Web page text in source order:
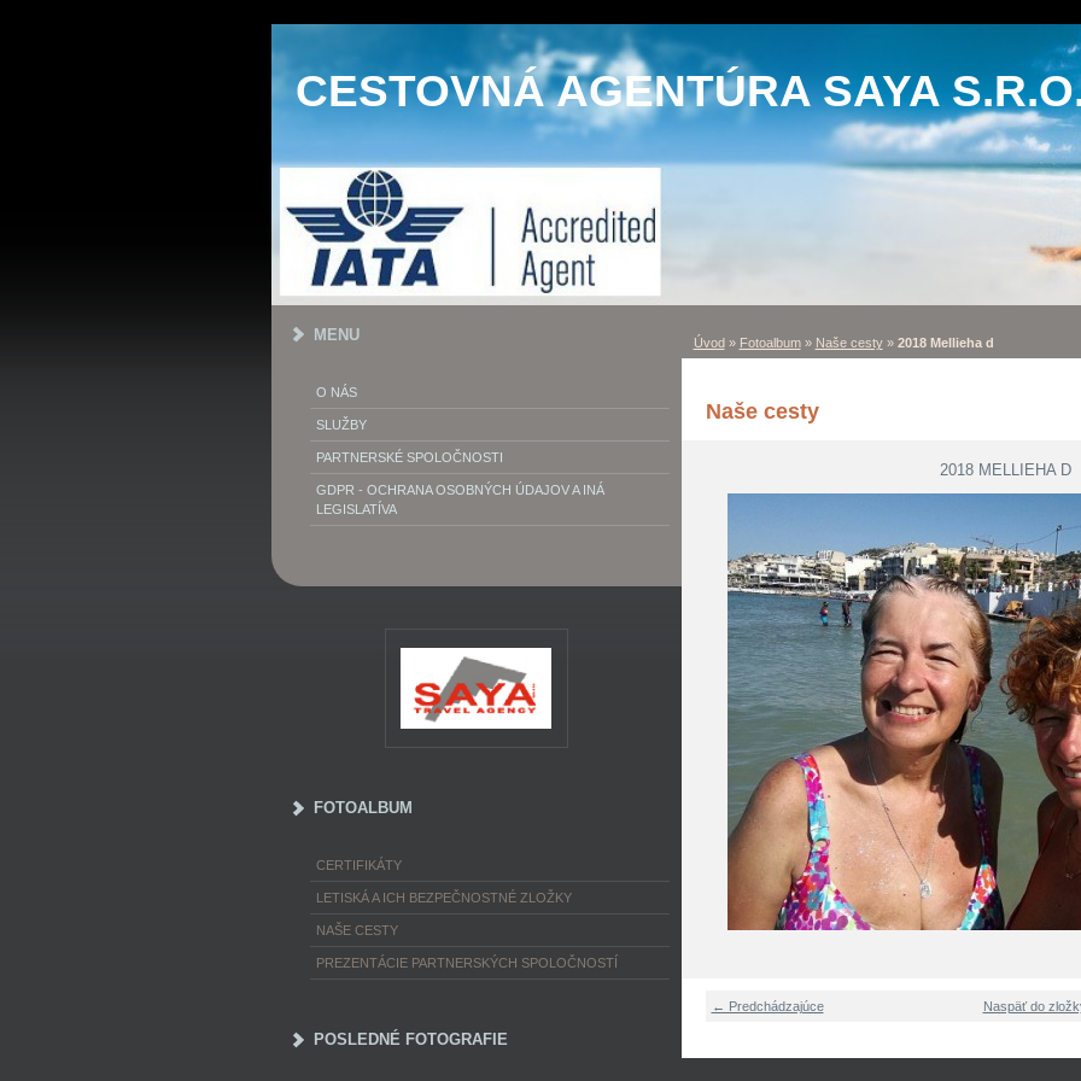
CESTOVNÁ AGENTÚRA SAYA
Úvod» Fotoalbum» Naše cesty» 2018 Mellieha d
Naše cesty
2018 MELLIEHA D
← Predchádzajúce Naspäť do
MENU
O NÁS
SLUŽBY
PARTNERSKÉ SPOLOČNOSTI
GDPR - OCHRANA OSOBNÝCH ÚDAJOV A INÁ
LEGISLATÍVA
FOTOALBUM
CERTIFIKÁTY
LETISKÁ A ICH BEZPEČNOSTNÉ ZLOŽKY
NAŠE CESTY
PREZENTÁCIE PARTNERSKÝCH SPOLOČNOSTÍ
POSLEDNÉ FOTOGRAFIE